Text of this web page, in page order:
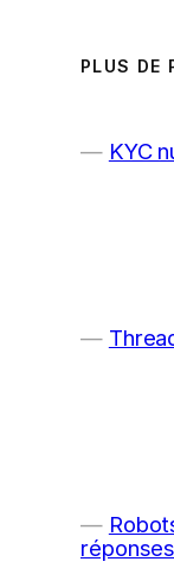
PLUS DE
KYC